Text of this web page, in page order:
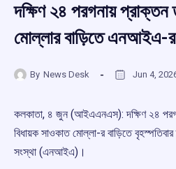
দক্ষিণ ২৪ পরগনায়
মোল্লার বাড়িতে এনআইএ-
By News Desk Jun 4,
কলকাতা, ৪ জুন (আইএএনএস): দক্ষিণ ২৪
বিধায়ক সাওকাত মোল্লা-র বাড়িতে
সংস্থা (এনআইএ)।